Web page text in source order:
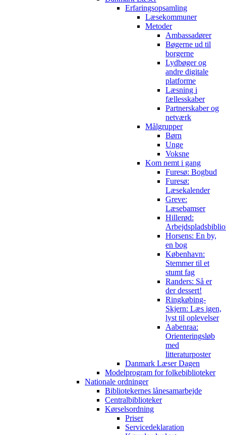
Erfaringsopsamling
Læsekommuner
Metoder
Ambassadører
Bøgerne ud til
borgerne
Lydbøger og
andre digitale
platforme
Læsning i
fællesskaber
Partnerskaber og
netværk
Målgrupper
Børn
Unge
Voksne
Kom nemt i gang
Furesø: Bogbud
Furesø:
Læsekalender
Greve:
Læsebamser
Hillerød:
Horsens: En by,
en bog
København:
Stemmer til et
stumt fag
Randers: Så er
der dessert!
Ringkøbing-
Skjern: Læs igen,
lyst til oplevelser
Aabenraa:
Orienteringsløb
med
litteraturposter
Danmark Læser Dagen
Modelprogram for folkebiblioteker
Nationale ordninger
Bibliotekernes lånesamarbejde
Centralbiblioteker
Kørselsordning
Priser
Servicedeklaration